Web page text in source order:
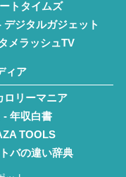
トタイムズ
ジタルガジェット
メラッシュTV
ィア
ロリーマニア
- 年収白書
TOOLS
バの違い辞典